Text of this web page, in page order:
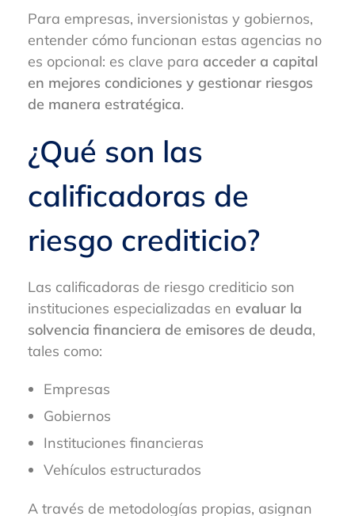
Para empresas, inversionistas y gobiernos,
entender cómo funcionan estas agencias no
es opcional: es clave para acceder a capital
en mejores condiciones y gestionar riesgos
de manera estratégica.
¿Qué son las
calificadoras de
riesgo crediticio?
Las calificadoras de riesgo crediticio son
instituciones especializadas en evaluar la
solvencia financiera de emisores de deuda,
tales como:
Empresas
Gobiernos
Instituciones financieras
Vehículos estructurados
A través de metodologías propias, asignan